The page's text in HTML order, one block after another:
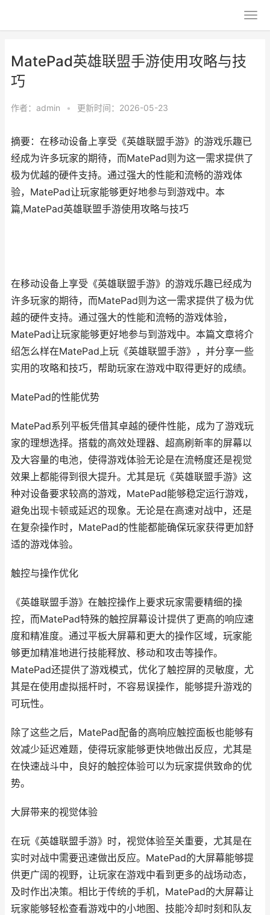
MatePad英雄联盟手游使用攻略与技
巧
作者： admin • 更新时间：2026-05-23
摘要：在移动设备上享受《英雄联盟手游》的游戏乐趣已
经成为许多玩家的期待，而MatePad则为这一需求提供了
极为优越的硬件支持。通过强大的性能和流畅的游戏体
验，MatePad让玩家能够更好地参与到游戏中。本
篇,MatePad英雄联盟手游使用攻略与技巧
在移动设备上享受《英雄联盟手游》的游戏乐趣已经成为
许多玩家的期待，而MatePad则为这一需求提供了极为优
越的硬件支持。通过强大的性能和流畅的游戏体验，
MatePad让玩家能够更好地参与到游戏中。本篇文章将介
绍怎么样在MatePad上玩《英雄联盟手游》，并分享一些
实用的攻略和技巧，帮助玩家在游戏中取得更好的成绩。
MatePad的性能优势
MatePad系列平板凭借其卓越的硬件性能，成为了游戏玩
家的理想选择。搭载的高效处理器、超高刷新率的屏幕以
及大容量的电池，使得游戏体验无论是在流畅度还是视觉
效果上都能得到很大提升。尤其是玩《英雄联盟手游》这
种对设备要求较高的游戏，MatePad能够稳定运行游戏，
避免出现卡顿或延迟的现象。无论是在高速对战中，还是
在复杂操作时，MatePad的性能都能确保玩家获得更加舒
适的游戏体验。
触控与操作优化
《英雄联盟手游》在触控操作上要求玩家需要精细的操
控，而MatePad特殊的触控屏幕设计提供了更高的响应速
度和精准度。通过平板大屏幕和更大的操作区域，玩家能
够更加精准地进行技能释放、移动和攻击等操作。
MatePad还提供了游戏模式，优化了触控屏的灵敏度，尤
其是在使用虚拟摇杆时，不容易误操作，能够提升游戏的
可玩性。
除了这些之后，MatePad配备的高响应触控面板也能够有
效减少延迟难题，使得玩家能够更快地做出反应，尤其是
在快速战斗中，良好的触控体验可以为玩家提供致命的优
势。
大屏带来的视觉体验
在玩《英雄联盟手游》时，视觉体验至关重要，尤其是在
实时对战中需要迅速做出反应。MatePad的大屏幕能够提
供更广阔的视野，让玩家在游戏中看到更多的战场动态，
及时作出决策。相比于传统的手机，MatePad的大屏幕让
玩家能够轻松查看游戏中的小地图、技能冷却时刻和队友